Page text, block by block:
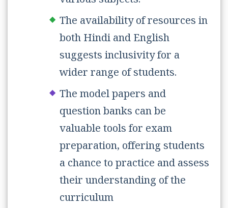
The availability of resources in
both Hindi and English
suggests inclusivity for a
wider range of students.
The model papers and
question banks can be
valuable tools for exam
preparation, offering students
a chance to practice and assess
their understanding of the
curriculum